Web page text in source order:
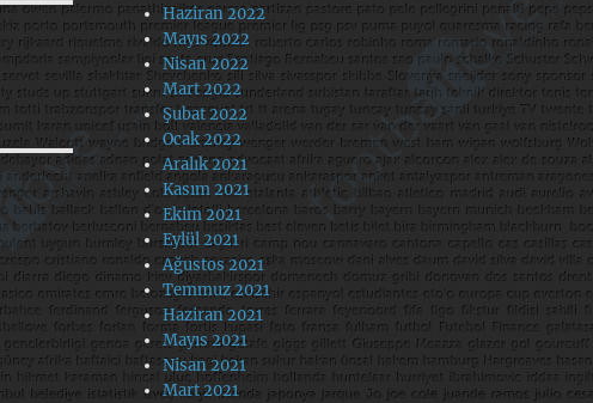
Haziran 2022
Mayıs 2022
Nisan 2022
Mart 2022
Şubat 2022
Ocak 2022
Aralık 2021
Kasım 2021
Ekim 2021
Eylül 2021
Ağustos 2021
Temmuz 2021
Haziran 2021
Mayıs 2021
Nisan 2021
Mart 2021